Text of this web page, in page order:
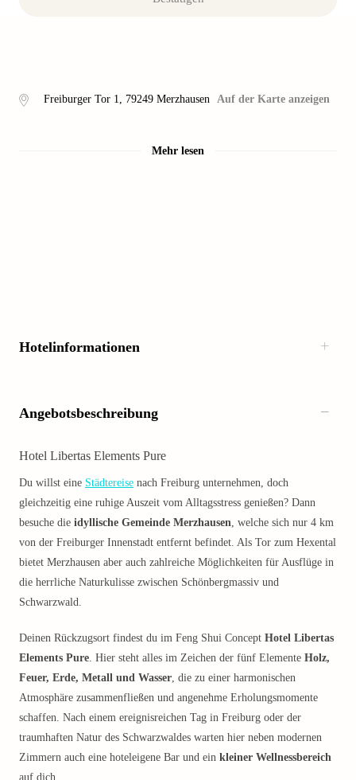
Freiburger Tor 1, 79249 Merzhausen Auf der Karte anzeigen
Mehr lesen
Hotelinformationen
Angebotsbeschreibung
Hotel Libertas Elements Pure
Du willst eine Städtereise nach Freiburg unternehmen, doch
gleichzeitig eine ruhige Auszeit vom Alltagsstress genießen? Dann
besuche die idyllische Gemeinde Merzhausen, welche sich nur 4 km
von der Freiburger Innenstadt entfernt befindet. Als Tor zum Hexental
bietet Merzhausen aber auch zahlreiche Möglichkeiten für Ausflüge in
die herrliche Naturkulisse zwischen Schönbergmassiv und
Schwarzwald.
Deinen Rückzugsort findest du im Feng Shui Concept Hotel Libertas
Elements Pure. Hier steht alles im Zeichen der fünf Elemente Holz,
Feuer, Erde, Metall und Wasser, die zu einer harmonischen
Atmosphäre zusammenfließen und angenehme Erholungsmomente
schaffen. Nach einem ereignisreichen Tag in Freiburg oder der
traumhaften Natur des Schwarzwaldes warten hier neben modernen
Zimmern auch eine hoteleigene Bar und ein kleiner Wellnessbereich
auf dich.